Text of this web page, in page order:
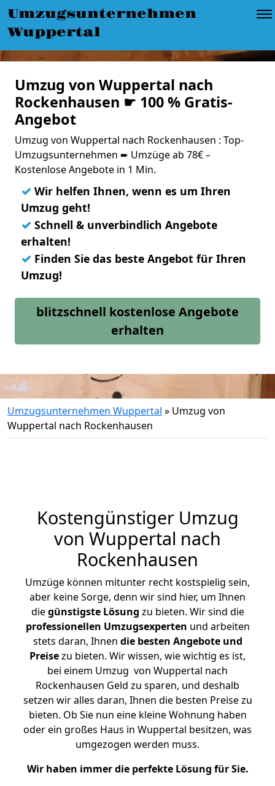
Umzugsunternehmen
Wuppertal
Umzug von Wuppertal nach
Rockenhausen ☛ 100 % Gratis-
Angebot
Umzug von Wuppertal nach Rockenhausen : Top-
Umzugsunternehmen ➨ Umzüge ab 78€ –
Kostenlose Angebote in 1 Min.
✓ Wir helfen Ihnen, wenn es um Ihren
Umzug geht!
✓ Schnell & unverbindlich Angebote
erhalten!
✓ Finden Sie das beste Angebot für Ihren
Umzug!
blitzschnell kostenlose Angebote
erhalten
Umzugsunternehmen Wuppertal » Umzug von
Wuppertal nach Rockenhausen
Kostengünstiger Umzug
von Wuppertal nach
Rockenhausen
Umzüge können mitunter recht kostspielig sein,
aber keine Sorge, denn wir sind hier, um Ihnen
diegünstigste Lösung zu bieten. Wir sind die
professionellen Umzugsexperten und arbeiten
stets daran, Ihnen die besten Angebote und
Preisezu bieten. Wir wissen, wie wichtig es ist,
bei einem Umzug von Wuppertal nach
Rockenhausen Geld zu sparen, und deshalb
setzen wir alles daran, Ihnen die besten Preise zu
bieten. Ob Sie nun eine kleine Wohnung haben
oder ein großes Haus in Wuppertal besitzen, was
umgezogen werden muss.
Wir haben immer die perfekte Lösung für Sie.